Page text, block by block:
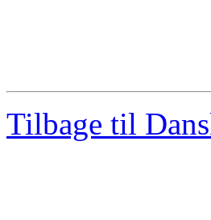
Tilbage til